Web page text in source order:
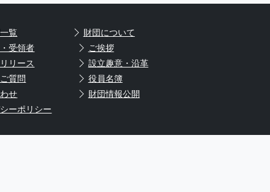
覧
受領者
リース
質問
せ
ーポリシー
財団について
ご挨拶
設立趣意・沿革
役員名簿
財団情報公開